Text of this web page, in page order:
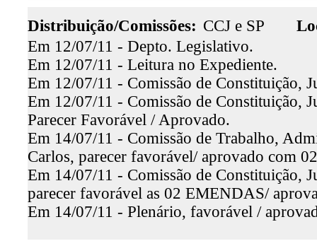
Distribuição/Comissões: CCJ e SP
Em 12/07/11 - Depto. Legislativo.
Em 12/07/11 - Leitura no Expediente.
Em 12/07/11 - Comissão de Constituição,
Em 12/07/11 - Comissão de Constituição,
Parecer Favorável / Aprovado.
Em 14/07/11 - Comissão de Trabalho,
Carlos, parecer favorável/ aprovado com
Em 14/07/11 - Comissão de Constituição,
parecer favorável as 02 EMENDAS/
Em 14/07/11 - Plenário, favorável /